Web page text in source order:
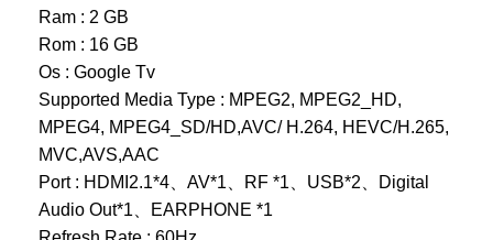
Ram : 2 GB
Rom : 16 GB
Os : Google Tv
Supported Media Type : MPEG2, MPEG2_HD,
MPEG4, MPEG4_SD/HD,AVC/ H.264, HEVC/H.265,
MVC,AVS,AAC
Port : HDMI2.1*4、AV*1、RF *1、USB*2、Digital
Audio Out*1、EARPHONE *1